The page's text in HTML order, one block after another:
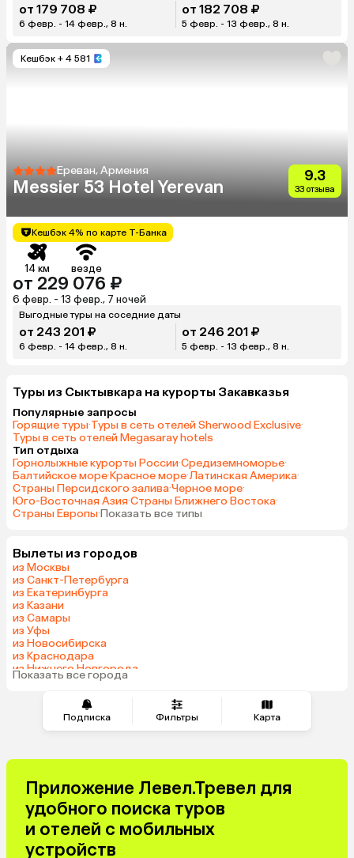
Подписка Фильтры Карта
от 179 708 ₽
6 февр. - 14 февр., 8 н.
от 182 708 ₽
5 февр. - 13 февр., 8 н.
Кешбэк + 4 581
Ереван, Армения
Messier 53 Hotel Yerevan
9.3
33 отзыва
Кешбэк 4% по карте Т-Банка
14 км везде
от 229 076 ₽
6 февр. - 13 февр., 7 ночей
Выгодные туры на соседние даты
от 243 201 ₽
6 февр. - 14 февр., 8 н.
от 246 201 ₽
5 февр. - 13 февр., 8 н.
Туры из Сыктывкара на курорты Закавказья
Популярные запросы
Горящие туры·Туры в сеть отелей Sherwood Exclusive·
Туры в сеть отелей Megasaray hotels
Тип отдыха
Горнолыжные курорты России·Средиземноморье·
Балтийское море·Красное море·Латинская Америка·
Страны Персидского залива·Черное море·
Юго-Восточная Азия·Страны Ближнего Востока·
Страны Европы·Показать все типы
Вылеты из городов
из Москвы
из Санкт-Петербурга
из Екатеринбурга
из Казани
из Самары
из Уфы
из Новосибирска
из Краснодара
из Нижнего Новгорода
из Перми
Показать все города
Приложение Левел.Тревел для
удобного поиска туров
и отелей с мобильных
устройств